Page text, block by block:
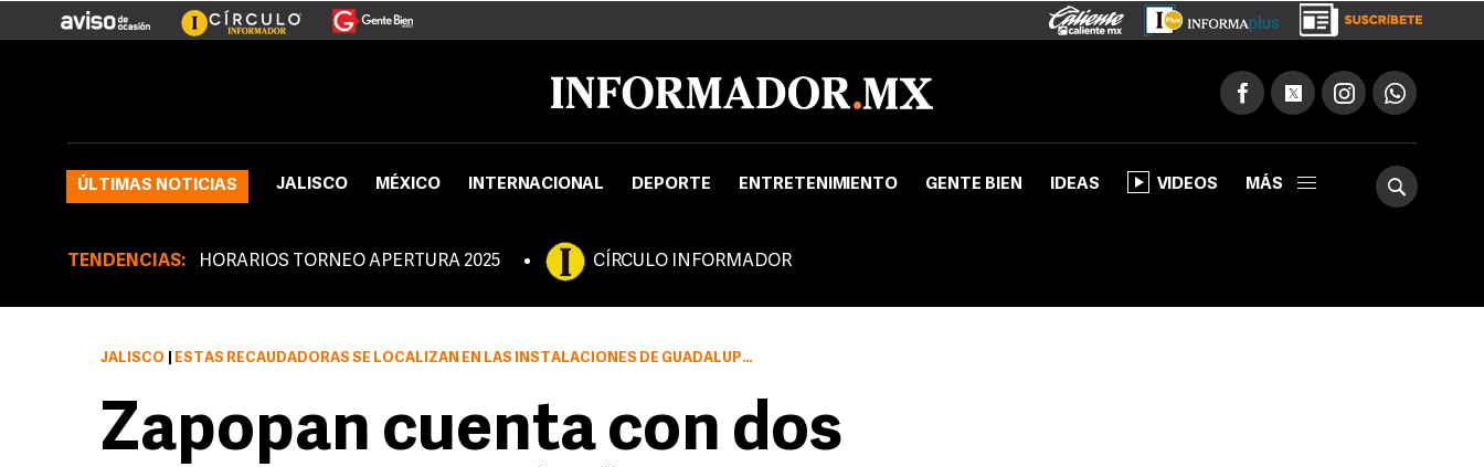
ÚLTIMAS NOTICIAS JALISCO MÉXICO INTERNACIONAL DEPORTE ENTRETENIMIENTO GENTE BIEN IDEAS VIDEOS MÁS
TENDENCIAS: HORARIOS TORNEO APERTURA 2025 CÍRCULO INFORMADOR
JALISCO ESTAS RECAUDADORAS SE LOCALIZAN EN LAS INSTALACIONES DE GUADALUPE Y PERIFÉRICO Y LA OTRA EN LA DIRECCIÓN DE OBRAS PÚBLICAS DE ZAPOPAN
Zapopan cuenta con dos